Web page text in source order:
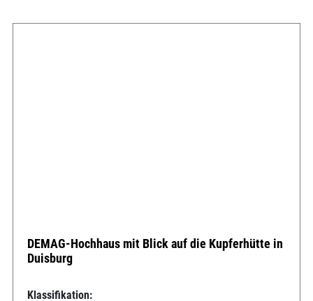
DEMAG-Hochhaus mit Blick auf die Kupferhütte in
Duisburg
Klassifikation: